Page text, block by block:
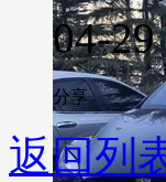
04-
分享
返回列